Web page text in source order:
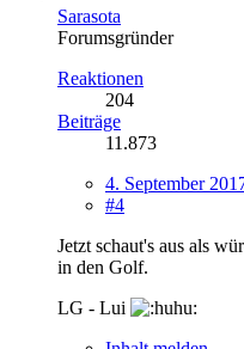
Sarasota
Forumsgründer
Reaktionen
204
Beiträge
11.873
4. September
#4
Jetzt schaut's aus als
in den Golf.
LG - Lui